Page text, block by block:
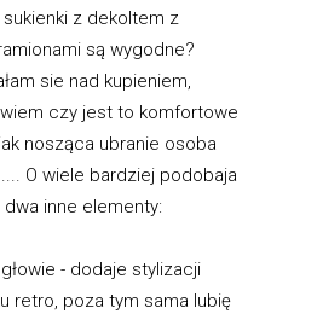
z dekoltem z
są wygodne?
sie nad kupieniem,
czy jest to komfortowe
nosząca ubranie osoba
O wiele bardziej podobaja
inne elementy:
- dodaje stylizacji
retro, poza tym sama lubię